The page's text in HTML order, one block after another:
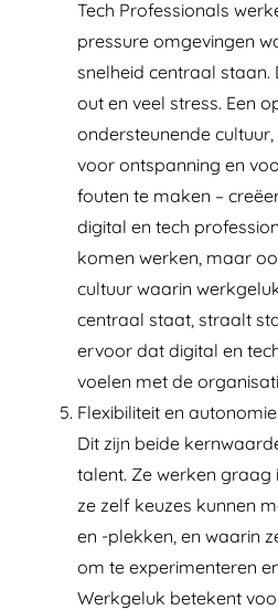
Tech Professionals
pressure omgevingen
snelheid centraal
out en veel stress. Een
ondersteunende
voor ontspanning en
fouten te maken –
digital en tech
komen werken, maar
cultuur waarin
centraal staat, straalt
ervoor dat digital en
voelen met de
Flexibiliteit en autonomie
Dit zijn beide
talent. Ze werken
ze zelf keuzes kunnen
en -plekken, en waarin
om te experimenteren
Werkgeluk betekent